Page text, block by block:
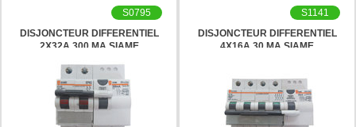
DISJONCTEUR DIFFERENTIEL
2X32A 300 MA SIAME
S0795
DISJONCTEUR DIFFERENTIEL
4X16A 30 MA SIAME
S1141